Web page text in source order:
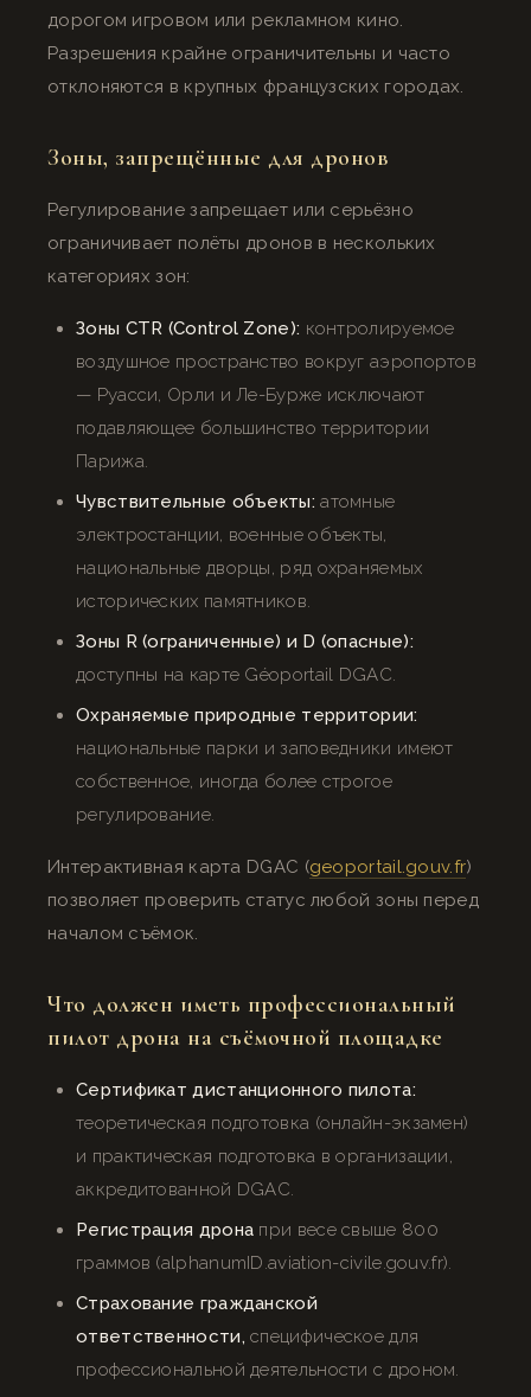
дорогом игровом или рекламном кино.
Разрешения крайне ограничительны и часто
отклоняются в крупных французских городах.
Зоны, запрещённые для дронов
Регулирование запрещает или серьёзно
ограничивает полёты дронов в нескольких
категориях зон:
Зоны CTR (Control Zone): контролируемое
воздушное пространство вокруг аэропортов
— Руасси, Орли и Ле-Бурже исключают
подавляющее большинство территории
Парижа.
Чувствительные объекты: атомные
электростанции, военные объекты,
национальные дворцы, ряд охраняемых
исторических памятников.
Зоны R (ограниченные) и D (опасные):
доступны на карте Géoportail DGAC.
Охраняемые природные территории:
национальные парки и заповедники имеют
собственное, иногда более строгое
регулирование.
Интерактивная карта DGAC (geoportail.gouv.fr)
позволяет проверить статус любой зоны перед
началом съёмок.
Что должен иметь профессиональный
пилот дрона на съёмочной площадке
Сертификат дистанционного пилота:
теоретическая подготовка (онлайн-экзамен)
и практическая подготовка в организации,
аккредитованной DGAC.
Регистрация дрона при весе свыше 800
граммов (alphanumID.aviation-civile.gouv.fr).
Страхование гражданской
ответственности, специфическое для
профессиональной деятельности с дроном.